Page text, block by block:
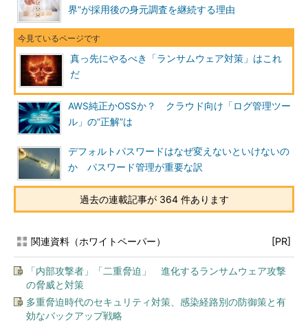
界”が採用後の身元調査を継続する理由
真っ先にやるべき「ランサムウェア対策」はこれ
だ
AWS純正かOSSか？ クラウド向け「ログ管理ツー
ル」の“正解”は
デフォルトパスワードはなぜ変えないといけないの
か パスワード管理が重要な訳
過去の連載記事が 364 件あります
関連資料（ホワイトペーパー） [PR]
「内部攻撃者」「二重脅迫」 進化するランサムウェア攻撃
の脅威と対策
多重脅迫時代のセキュリティ対策、感染経路別の防御策と有
効なバックアップ戦略